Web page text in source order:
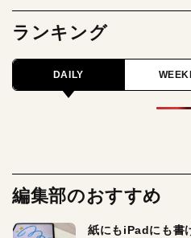
ランキング
DAILY
編集部のおすすめ
紙にもiPadにも書